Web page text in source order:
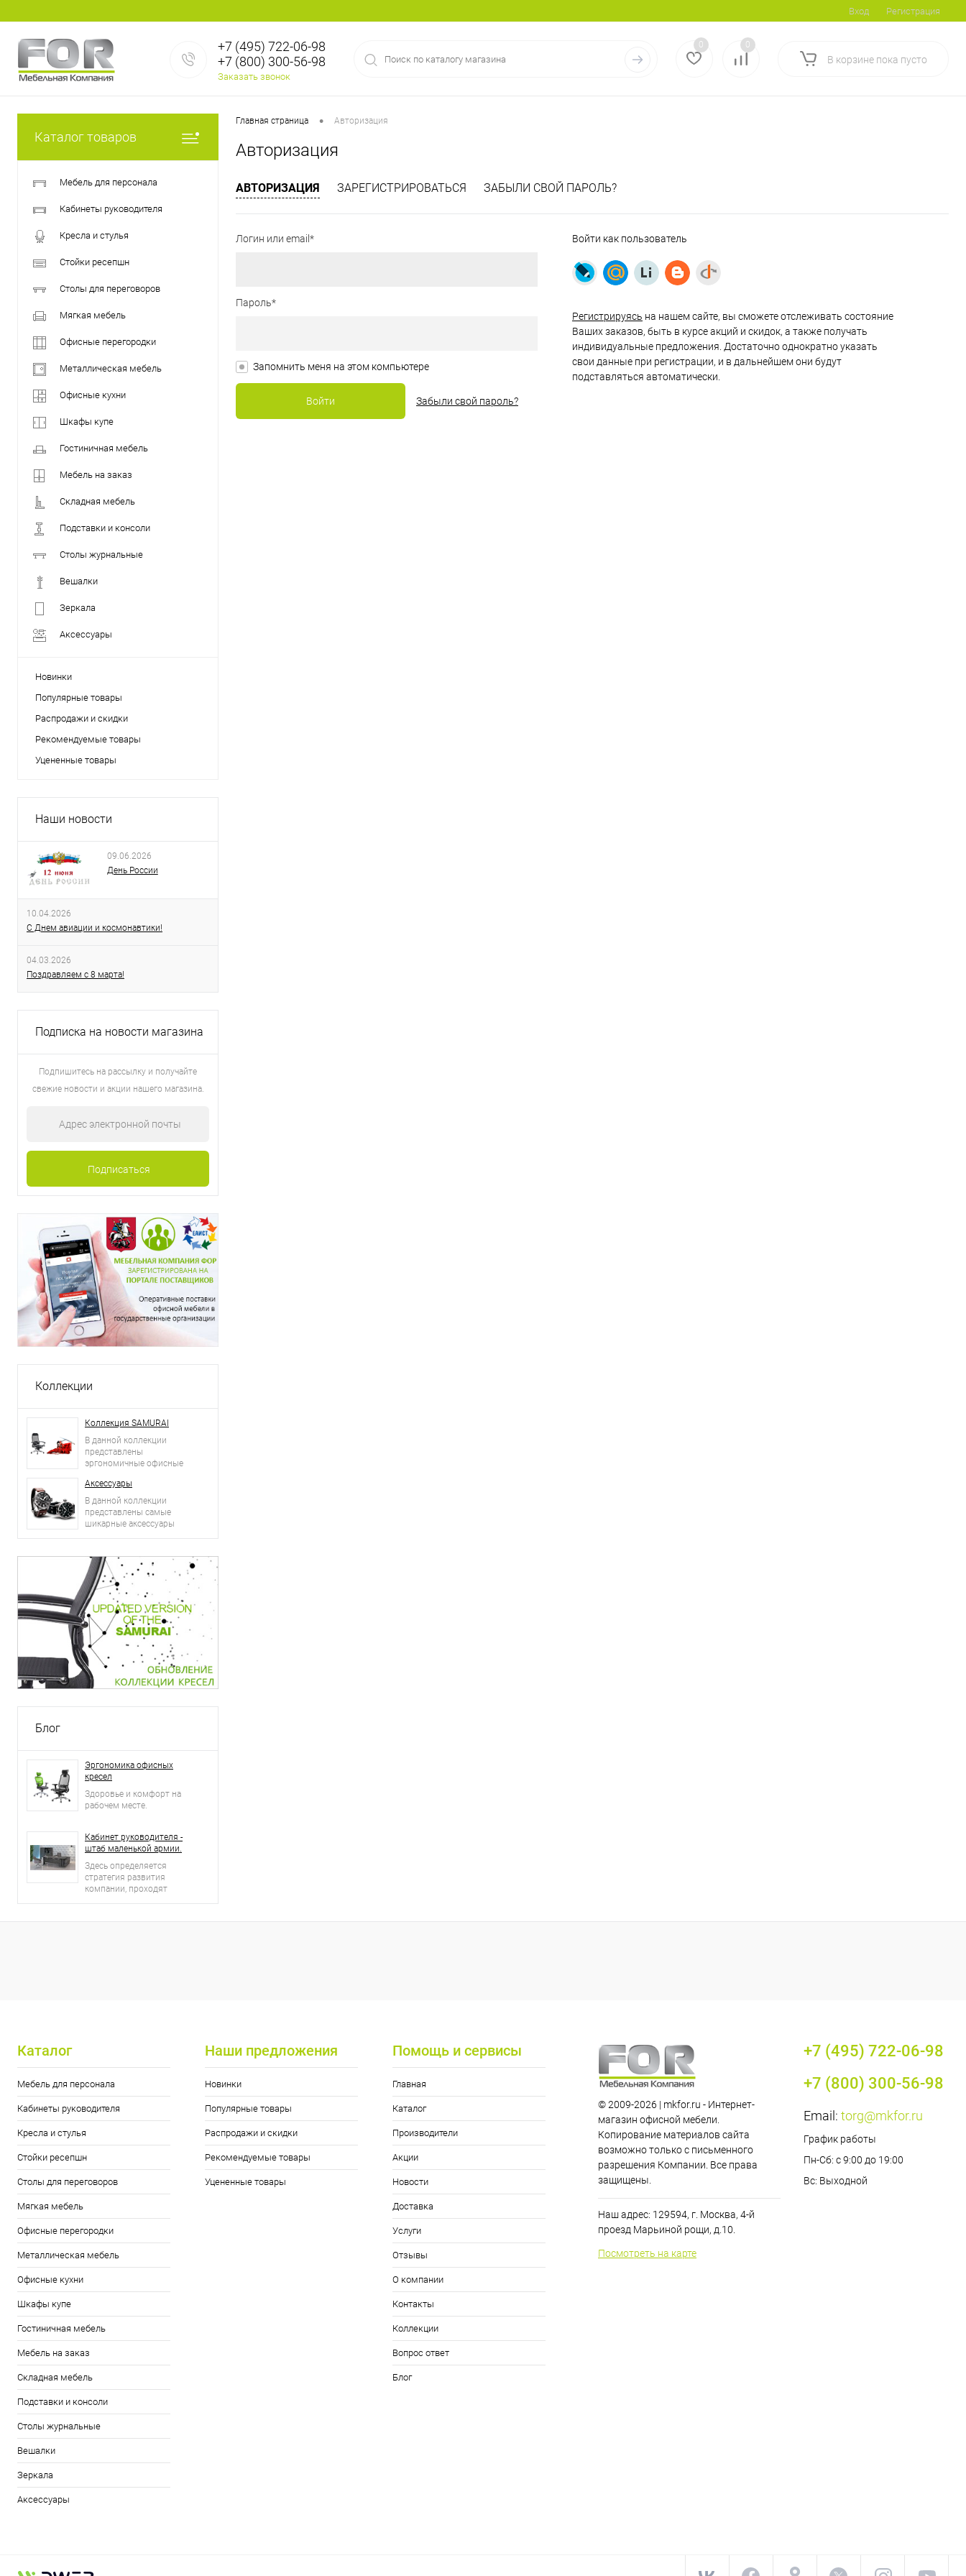
Вход Регистрация
+7 (495) 722-06-98
+7 (800) 300-56-98
Заказать звонок
0 0
В корзине пока пусто
Каталог товаров
Мебель для персонала
Кабинеты руководителя
Кресла и стулья
Стойки ресепшн
Столы для переговоров
Мягкая мебель
Офисные перегородки
Металлическая мебель
Офисные кухни
Шкафы купе
Гостиничная мебель
Мебель на заказ
Складная мебель
Подставки и консоли
Столы журнальные
Вешалки
Зеркала
Аксессуары
Новинки
Популярные товары
Распродажи и скидки
Рекомендуемые товары
Уцененные товары
Наши новости
09.06.2026
День России
10.04.2026
С Днем авиации и космонавтики!
04.03.2026
Поздравляем с 8 марта!
Подписка на новости магазина
Подпишитесь на рассылку и получайте
свежие новости и акции нашего магазина.
Коллекции
Коллекция SAMURAI
В данной коллекции
представлены
эргономичные офисные
Аксессуары
В данной коллекции
представлены самые
шикарные аксессуары
Блог
Эргономика офисных
кресел
Здоровье и комфорт на
рабочем месте.
Кабинет руководителя -
штаб маленькой армии.
Здесь определяется
стратегия развития
компании, проходят
Главная страница • Авторизация
Авторизация
АВТОРИЗАЦИЯ ЗАРЕГИСТРИРОВАТЬСЯ ЗАБЫЛИ СВОЙ ПАРОЛЬ?
Логин или email*
Пароль*
Запомнить меня на этом компьютере
Забыли свой пароль?
Войти как пользователь
Регистрируясь на нашем сайте, вы сможете отслеживать состояние
Ваших заказов, быть в курсе акций и скидок, а также получать
индивидуальные предложения. Достаточно однократно указать
свои данные при регистрации, и в дальнейшем они будут
подставляться автоматически.
Каталог
Мебель для персонала
Кабинеты руководителя
Кресла и стулья
Стойки ресепшн
Столы для переговоров
Мягкая мебель
Офисные перегородки
Металлическая мебель
Офисные кухни
Шкафы купе
Гостиничная мебель
Мебель на заказ
Складная мебель
Подставки и консоли
Столы журнальные
Вешалки
Зеркала
Аксессуары
Наши предложения
Новинки
Популярные товары
Распродажи и скидки
Рекомендуемые товары
Уцененные товары
Помощь и сервисы
Главная
Каталог
Производители
Акции
Новости
Доставка
Услуги
Отзывы
О компании
Контакты
Коллекции
Вопрос ответ
Блог
© 2009-2026 | mkfor.ru - Интернет-
магазин офисной мебели.
Копирование материалов сайта
возможно только с письменного
разрешения Компании. Все права
защищены.
Наш адрес: 129594, г. Москва, 4-й
проезд Марьиной рощи, д.10.
Посмотреть на карте
+7 (495) 722-06-98
+7 (800) 300-56-98
Email: torg@mkfor.ru
График работы
Пн-Сб: с 9:00 до 19:00
Вс: Выходной